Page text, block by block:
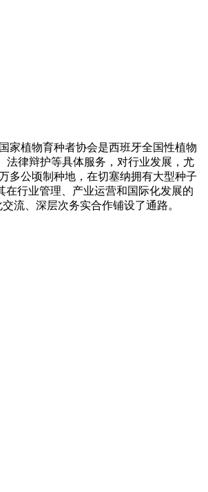
家植物育种者协会是西班牙全国性植物
法律辩护等具体服务，对行业发展，尤
多公顷制种地，在切塞纳拥有大型种子
行业管理、产业运营和国际化发展的
流、深层次务实合作铺设了通路。